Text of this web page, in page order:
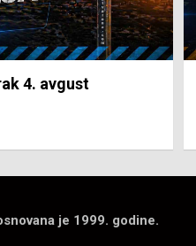
4. avgust
je 1999. godine.